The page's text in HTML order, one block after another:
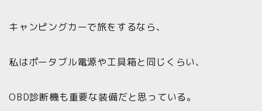
キャンピングカーで旅をするなら、
私はポータブル電源や工具箱と同じくらい、
OBD診断機も重要な装備だと思っている。